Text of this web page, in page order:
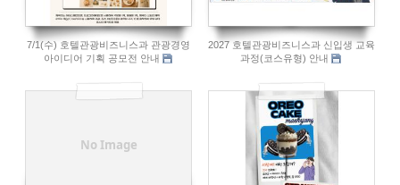
7/1(수) 호텔관광비즈니스과 관광경영
아이디어 기획 공모전 안내
2027 호텔관광비즈니스과 신입생 교육
과정(코스유형) 안내
No Image 613